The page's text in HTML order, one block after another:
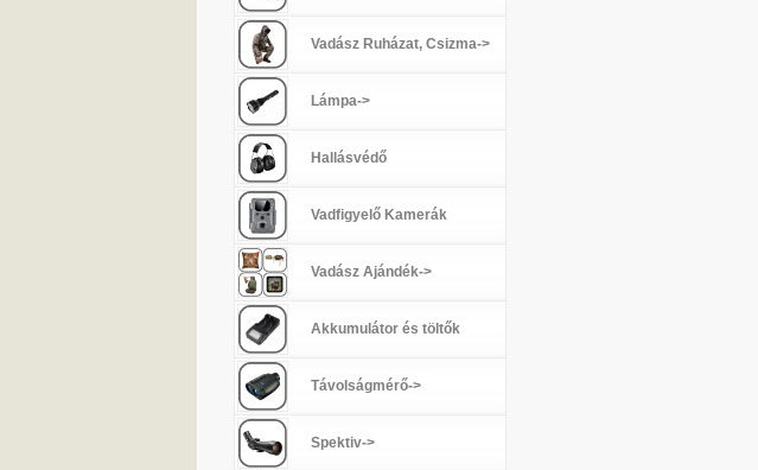
Vadász Ruházat, Csizma->
Lámpa->
Hallásvédő
Vadfigyelő Kamerák
Vadász Ajándék->
Akkumulátor és töltők
Távolságmérő->
Spektiv->